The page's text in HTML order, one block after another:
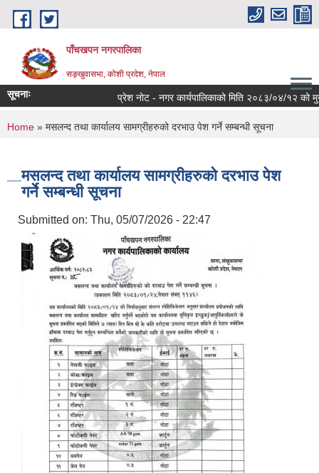
Skip to main content
पाँचखपन नगरपालिका
सङ्खु‍वासभा, कोशी प्रदेश, नेपाल
सूचनाः प्रेश नोट - नगर कार्यपालिकाको मिति २०८३/०४/१२ को मुख्य
You are here
Home » मसलन्द तथा कार्यालय सामग्रीहरुको दरभाउ पेश गर्ने सम्बन्धी सूचना
मसलन्द तथा कार्यालय सामग्रीहरुको दरभाउ पेश
गर्ने सम्बन्धी सूचना
Submitted on: Thu, 05/07/2026 - 22:47